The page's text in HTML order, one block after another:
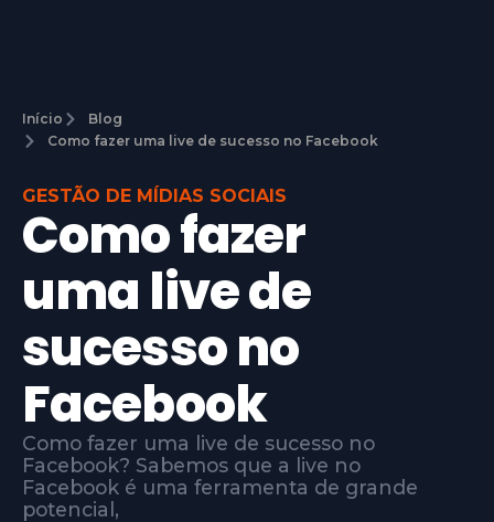
Início
Blog
Como fazer uma live de sucesso no Facebook
GESTÃO DE MÍDIAS SOCIAIS
Como fazer
uma live de
sucesso no
Facebook
Como fazer uma live de sucesso no
Facebook? Sabemos que a live no
Facebook é uma ferramenta de grande
potencial,